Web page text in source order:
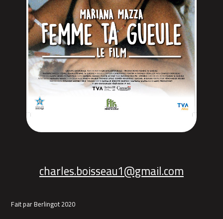
charles.boisseau1@gmail.com
Fait par Berlingot 2020